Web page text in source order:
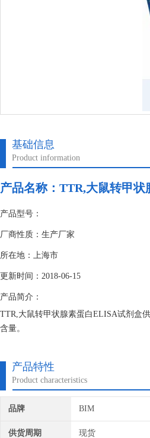
基础信息
Product information
产品名称： TTR,大鼠转甲状
产品型号：
厂商性质：生产厂家
所在地：上海市
更新时间：2018-06-15
产品简介：
TTR,大鼠转甲状腺素蛋白ELISA试剂盒
含量。
产品特性
Product characteristics
品牌 BIM
供货周期 现货